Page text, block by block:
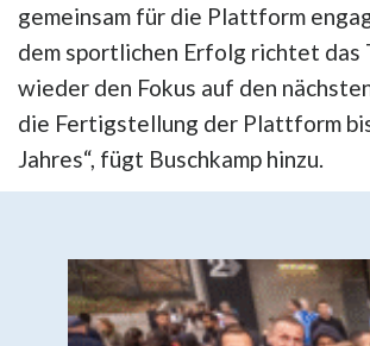
gemeinsam für die Plattform
dem sportlichen Erfolg richtet das
wieder den Fokus auf den
die Fertigstellung der Plattform
Jahres“, fügt Buschkamp hinzu.